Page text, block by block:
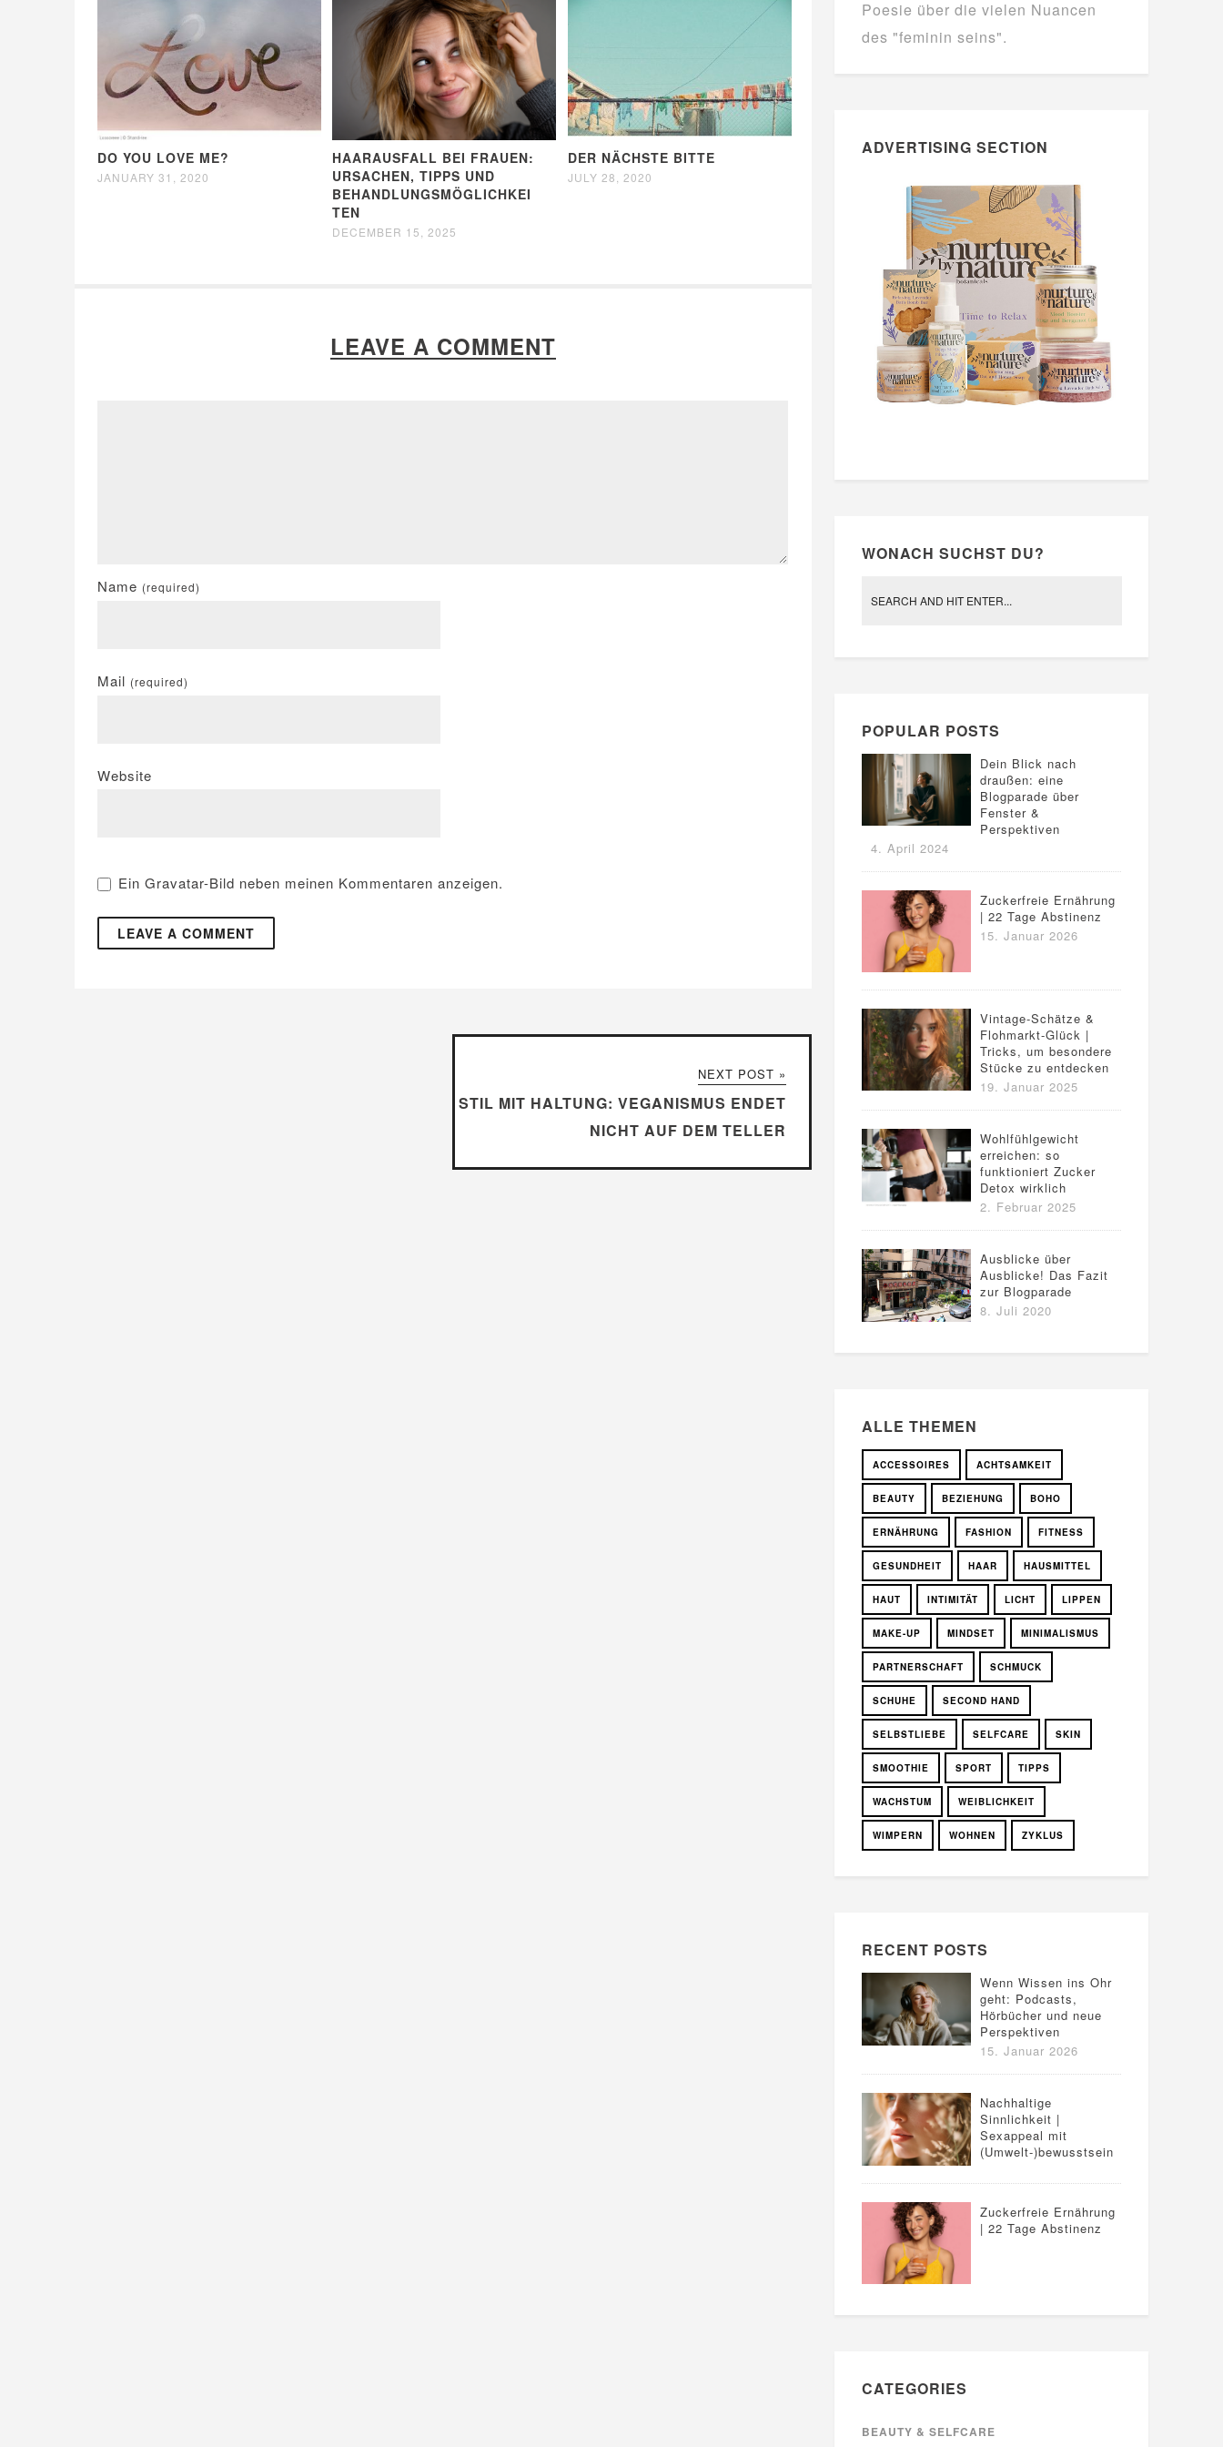
DO YOU LOVE ME?
JANUARY 31, 2020
HAARAUSFALL BEI FRAUEN:
URSACHEN, TIPPS UND
BEHANDLUNGSMÖGLICHKEI
TEN
DECEMBER 15, 2025
DER NÄCHSTE BITTE
JULY 28, 2020
LEAVE A COMMENT
Name (required)
Mail (required)
Website
Ein Gravatar-Bild neben meinen Kommentaren anzeigen.
NEXT POST »
STIL MIT HALTUNG: VEGANISMUS ENDET
NICHT AUF DEM TELLER
Poesie über die vielen Nuancen
des "feminin seins".
ADVERTISING SECTION
WONACH SUCHST DU?
POPULAR POSTS
Dein Blick nach
draußen: eine
Blogparade über
Fenster &
Perspektiven
4. April 2024
Zuckerfreie Ernährung
| 22 Tage Abstinenz
15. Januar 2026
Vintage-Schätze &
Flohmarkt-Glück |
Tricks, um besondere
Stücke zu entdecken
19. Januar 2025
Wohlfühlgewicht
erreichen: so
funktioniert Zucker
Detox wirklich
2. Februar 2025
Ausblicke über
Ausblicke! Das Fazit
zur Blogparade
8. Juli 2020
ALLE THEMEN
ACCESSOIRES ACHTSAMKEIT
BEAUTY BEZIEHUNG BOHO
ERNÄHRUNG FASHION FITNESS
GESUNDHEIT HAAR HAUSMITTEL
HAUT INTIMITÄT LICHT LIPPEN
MAKE-UP MINDSET MINIMALISMUS
PARTNERSCHAFT SCHMUCK
SCHUHE SECOND HAND
SELBSTLIEBE SELFCARE SKIN
SMOOTHIE SPORT TIPPS
WACHSTUM WEIBLICHKEIT
WIMPERN WOHNEN ZYKLUS
RECENT POSTS
Wenn Wissen ins Ohr
geht: Podcasts,
Hörbücher und neue
Perspektiven
15. Januar 2026
Nachhaltige
Sinnlichkeit |
Sexappeal mit
(Umwelt-)bewusstsein
Zuckerfreie Ernährung
| 22 Tage Abstinenz
CATEGORIES
BEAUTY & SELFCARE